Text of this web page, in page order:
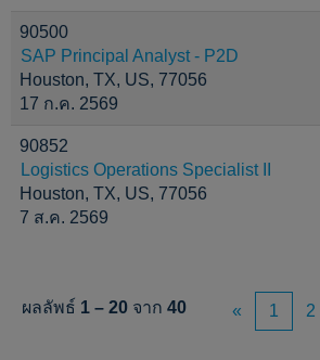
90500
SAP Principal Analyst - P2D
Houston, TX, US, 77056
17 ก.ค. 2569
90852
Logistics Operations Specialist II
Houston, TX, US, 77056
7 ส.ค. 2569
ผลลัพธ์ 1 – 20 จาก 40 « 1 2